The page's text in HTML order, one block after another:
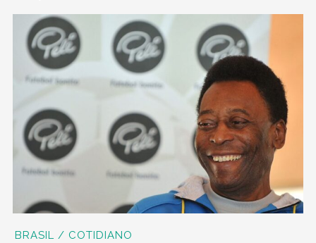
BRASIL / COTIDIANO